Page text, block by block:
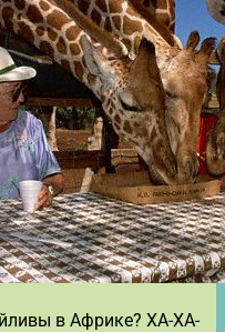
в Африке? ХА-ХА-